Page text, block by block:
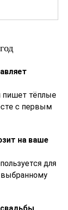
пишет тёплые
с первым
на ваше
для
выбранному